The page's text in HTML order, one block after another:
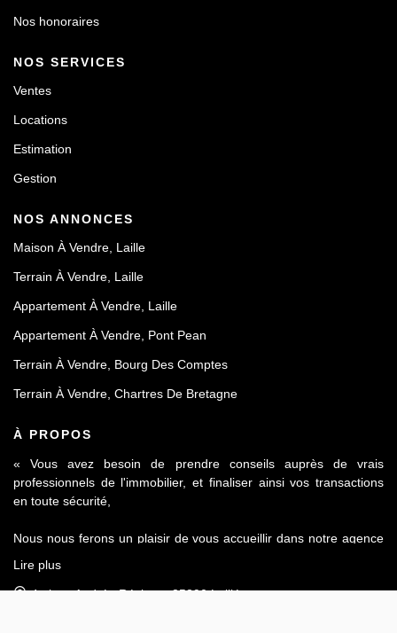
Nos honoraires
NOS SERVICES
Ventes
Locations
Estimation
Gestion
NOS ANNONCES
Maison À Vendre, Laille
Terrain À Vendre, Laille
Appartement À Vendre, Laille
Appartement À Vendre, Pont Pean
Terrain À Vendre, Bourg Des Comptes
Terrain À Vendre, Chartres De Bretagne
À PROPOS
« Vous avez besoin de prendre conseils auprès de vrais
professionnels de l'immobilier, et finaliser ainsi vos transactions
en toute sécurité,
Nous nous ferons un plaisir de vous accueillir dans notre agence
sur l'axe Rennes-Nantes.
Lire plus
4 place Andrée Récipon, 35890 Laillé